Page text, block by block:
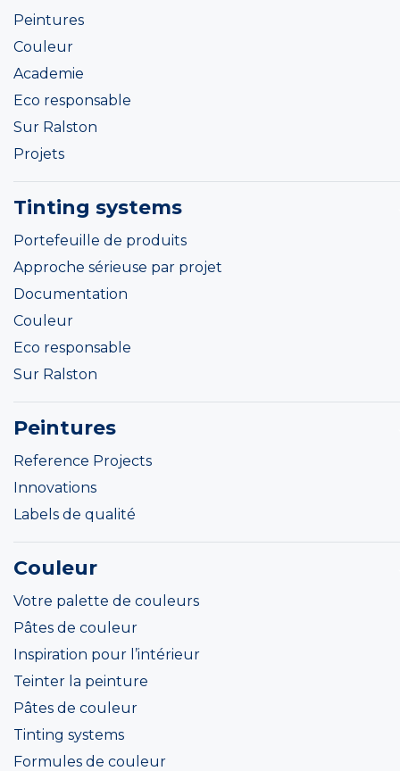
Peintures
Couleur
Academie
Eco responsable
Sur Ralston
Projets
Tinting systems
Portefeuille de produits
Approche sérieuse par projet
Documentation
Couleur
Eco responsable
Sur Ralston
Peintures
Reference Projects
Innovations
Labels de qualité
Couleur
Votre palette de couleurs
Pâtes de couleur
Inspiration pour l’intérieur
Teinter la peinture
Pâtes de couleur
Tinting systems
Formules de couleur